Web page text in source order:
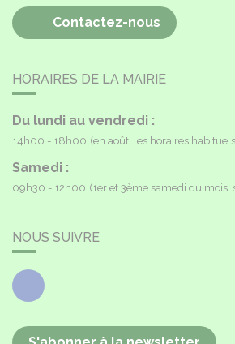
Contactez-nous
HORAIRES DE LA MAIRIE
Du lundi au vendredi :
14h00 - 18h00 (en août, les horaires
Samedi :
09h30 - 12h00 (1er et 3ème samedi du mois,
NOUS SUIVRE
Facebook